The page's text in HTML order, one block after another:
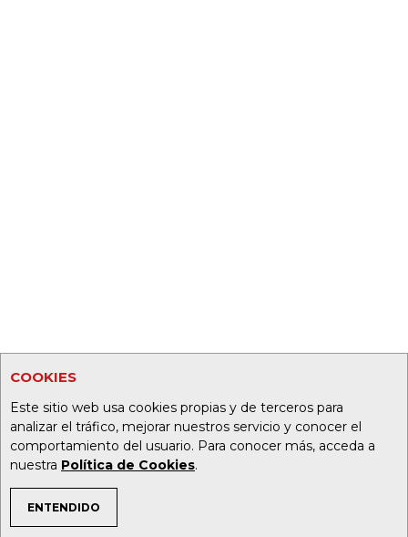
COOKIES
Este sitio web usa cookies propias y de terceros para
analizar el tráfico, mejorar nuestros servicio y conocer el
comportamiento del usuario. Para conocer más, acceda a
nuestra Política de Cookies.
ENTENDIDO
TEMAS DE INTERÉS